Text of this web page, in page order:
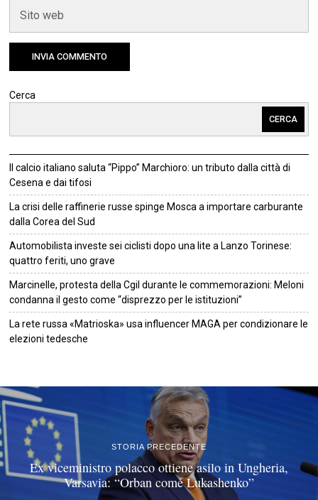
Cerca
CERCA
Il calcio italiano saluta “Pippo” Marchioro: un tributo dalla città di
Cesena e dai tifosi
La crisi delle raffinerie russe spinge Mosca a importare carburante
dalla Corea del Sud
Automobilista investe sei ciclisti dopo una lite a Lanzo Torinese:
quattro feriti, uno grave
Marcinelle, protesta della Cgil durante le commemorazioni: Meloni
condanna il gesto come “disprezzo per le istituzioni”
La rete russa «Matrioska» usa influencer MAGA per condizionare le
elezioni tedesche
STORIA PRECEDENTE
Ex viceministro polacco ottiene asilo in Ungheria,
Varsavia: “Orban come Lukashenko”